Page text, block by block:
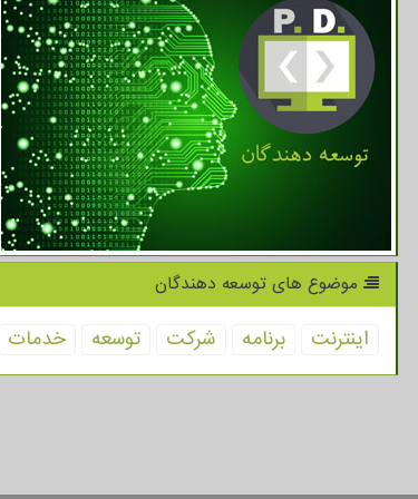
موضوع های توسعه دهندگان
اینترنت برنامه شركت توسعه خدمات